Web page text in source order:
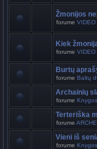
Žmonijos
forume VIDEO
Kiek
forume VIDEO
Burtų
forume Baltų
Archainių
forume
Terteriška
forume
Vieni iš
forume